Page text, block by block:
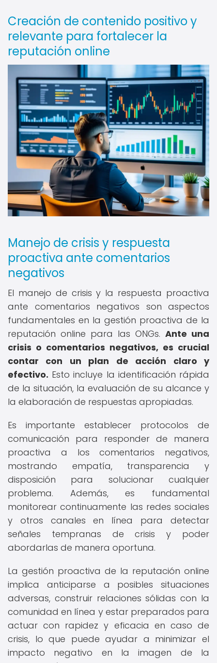
Creación de contenido positivo y
relevante para fortalecer la
reputación online
Manejo de crisis y respuesta
proactiva ante comentarios
negativos
El manejo de crisis y la respuesta proactiva
ante comentarios negativos son aspectos
fundamentales en la gestión proactiva de la
reputación online para las ONGs. Ante una
crisis o comentarios negativos, es crucial
contar con un plan de acción claro y
efectivo. Esto incluye la identificación rápida
de la situación, la evaluación de su alcance y
la elaboración de respuestas apropiadas.
Es importante establecer protocolos de
comunicación para responder de manera
proactiva a los comentarios negativos,
mostrando empatía, transparencia y
disposición para solucionar cualquier
problema. Además, es fundamental
monitorear continuamente las redes sociales
y otros canales en línea para detectar
señales tempranas de crisis y poder
abordarlas de manera oportuna.
La gestión proactiva de la reputación online
implica anticiparse a posibles situaciones
adversas, construir relaciones sólidas con la
comunidad en línea y estar preparados para
actuar con rapidez y eficacia en caso de
crisis, lo que puede ayudar a minimizar el
impacto negativo en la imagen de la